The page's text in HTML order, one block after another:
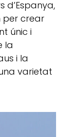
d’Espanya,
per crear
únic i
la
i la
varietat